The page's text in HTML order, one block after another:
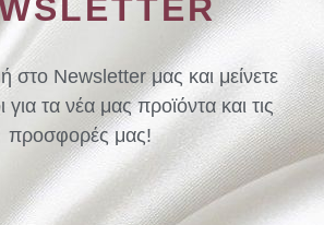
στο Newsletter μας και μείνετε
τα νέα μας προϊόντα και τις
προσφορές μας!